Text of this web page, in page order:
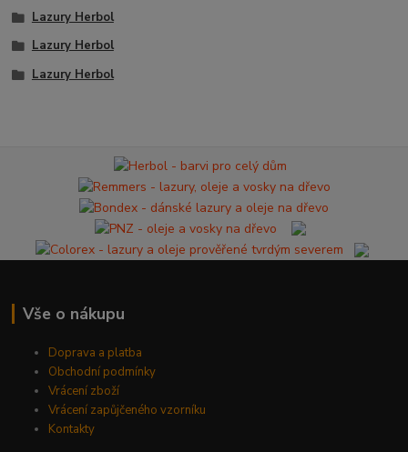
Lazury Herbol
Lazury Herbol
Lazury Herbol
Vše o nákupu
Doprava a platba
Obchodní podmínky
Vrácení zboží
Vrácení zapůjčeného vzorníku
Kontakty